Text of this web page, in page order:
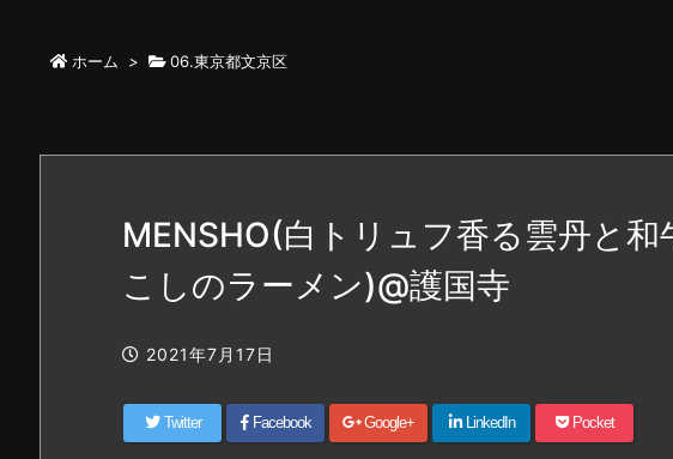
ホーム > 06.東京都文京区
MENSHO(白トリュフ香る雲丹と
こしのラーメン)@護国寺
2021年7月17日
Twitter Facebook Google+ LinkedIn Pocket